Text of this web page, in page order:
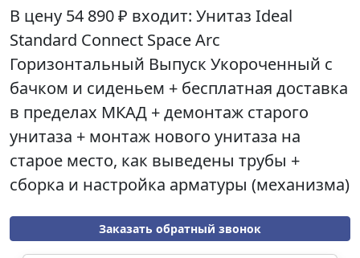
В цену 54 890 ₽ входит: Унитаз Ideal
Standard Connect Space Arc
Горизонтальный Выпуск Укороченный с
бачком и сиденьем + бесплатная доставка
в пределах МКАД + демонтаж старого
унитаза + монтаж нового унитаза на
старое место, как выведены трубы +
сборка и настройка арматуры (механизма)
Заказать обратный звонок